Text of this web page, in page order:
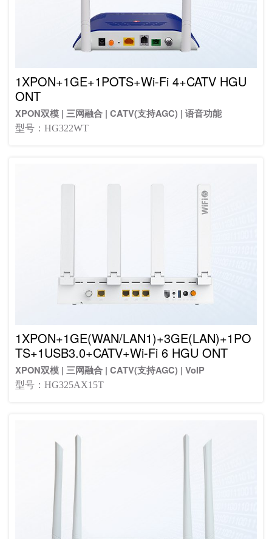
1XPON+1GE+1POTS+Wi-Fi 4+CATV HGU
ONT
XPON双模 | 三网融合 | CATV(支持AGC) | 语音功能
型号：HG322WT
1XPON+1GE(WAN/LAN1)+3GE(LAN)+1PO
TS+1USB3.0+CATV+Wi-Fi 6 HGU ONT
XPON双模 | 三网融合 | CATV(支持AGC) | VoIP
型号：HG325AX15T